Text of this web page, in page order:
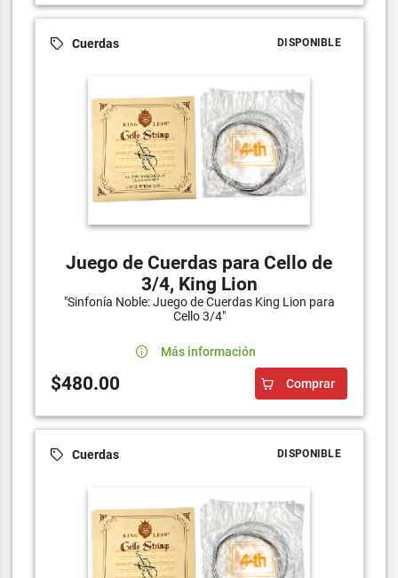
Cuerdas DISPONIBLE
Juego de Cuerdas para Cello de
3/4, King Lion
"Sinfonía Noble: Juego de Cuerdas King Lion para
Cello 3/4"
Más información
$480.00 Comprar
Cuerdas DISPONIBLE